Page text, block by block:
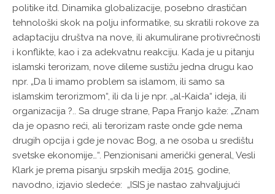
politike itd. Dinamika globalizacije, posebno drastičan
tehnološki skok na polju informatike, su skratili rokove za
adaptaciju društva na nove, ili akumulirane protivrečnosti
i konflikte, kao i za adekvatnu reakciju. Kada je u pitanju
islamski terorizam, nove dileme sustižu jedna drugu kao
npr. „Da li imamo problem sa islamom, ili samo sa
islamskim terorizmom“, ili da li je npr. „al-Kaida“ ideja, ili
organizacija ?.. Sa druge strane, Papa Franjo kaže: „Znam
da je opasno reći, ali terorizam raste onde gde nema
drugih opcija i gde je novac Bog, a ne osoba u središtu
svetske ekonomije…“. Penzionisani američki general, Vesli
Klark je prema pisanju srpskih medija 2015. godine,
navodno, izjavio sledeće: „ISIS je nastao zahvaljujući